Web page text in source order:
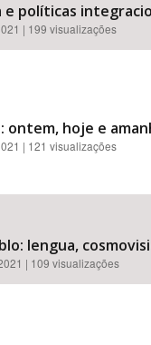
e políticas
| 199 visualizações
ontem, hoje e
| 121 visualizações
lengua,
| 109 visualizações